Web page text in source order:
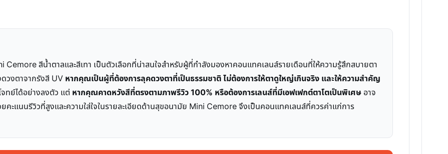
สีน้ำตาลและสีเทา เป็นตัวเลือกที่น่าสนใจสำหรับผู้ที่กำลังมองหาคอนแทคเลนส์รายเดือนที่ให้ความรู้สึกสบายตา
วงตาจากรังสี UV หากคุณเป็นผู้ที่ต้องการลุคดวงตาที่เป็นธรรมชาติ ไม่ต้องการให้ตาดูใหญ่เกินจริง และให้ความสำคัญ
ทย์ได้อย่างลงตัว แต่ หากคุณคาดหวังสีที่ตรงตามภาพรีวิว 100% หรือต้องการเลนส์ที่มีเอฟเฟกต์ตาโตเป็นพิเศษ อาจ
ะแนนรีวิวที่สูงและความใส่ใจในรายละเอียดด้านสุขอนามัย Mini Cemore จึงเป็นคอนแทคเลนส์ที่ควรค่าแก่การ